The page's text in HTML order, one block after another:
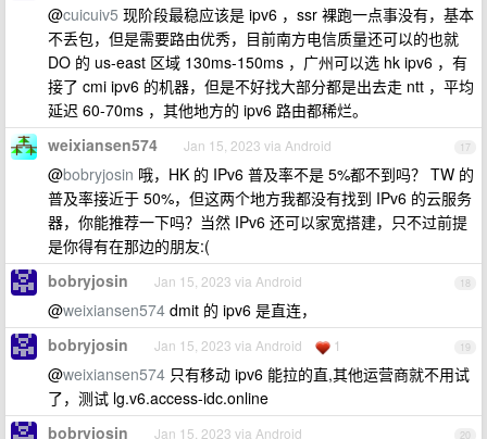
@cuicuiv5 现阶段最稳应该是 ipv6 ，ssr 裸跑一点事没有，基本
不丢包，但是需要路由优秀，目前南方电信质量还可以的也就
DO 的 us-east 区域 130ms-150ms ，广州可以选 hk ipv6 ，有
接了 cmi ipv6 的机器，但是不好找大部分都是出去走 ntt ，平均
延迟 60-70ms ，其他地方的 ipv6 路由都稀烂。
17
weixiansen574 Jan 15, 2023 via Android
@bobryjosin 哦，HK 的 IPv6 普及率不是 5%都不到吗？ TW 的
普及率接近于 50%，但这两个地方我都没有找到 IPv6 的云服务
器，你能推荐一下吗？当然 IPv6 还可以家宽搭建，只不过前提
是你得有在那边的朋友:(
18
bobryjosin Jan 15, 2023 via Android
@weixiansen574 dmit 的 ipv6 是直连，
19
bobryjosin Jan 15, 2023 via Android 1
@weixiansen574 只有移动 ipv6 能拉的直,其他运营商就不用试
了，测试 lg.v6.access-idc.online
20
bobryjosin Jan 15, 2023 via Android